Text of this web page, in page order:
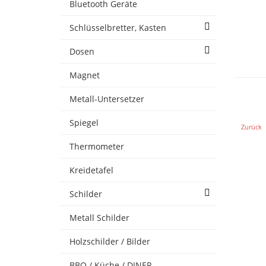
Bluetooth Geräte
Schlüsselbretter, Kasten
Dosen
Magnet
Metall-Untersetzer
Spiegel
Thermometer
Kreidetafel
Schilder
Metall Schilder
Holzschilder / Bilder
Zurück